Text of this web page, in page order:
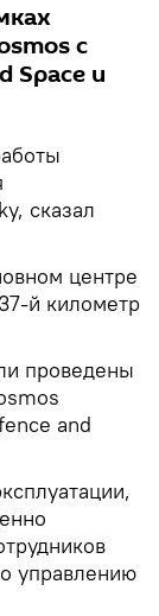
с
Space и
сказал
центре
й километр
проведены
and
управлению